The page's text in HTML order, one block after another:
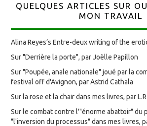
QUELQUES ARTICLES SUR
MON TRAVAIL
Alina Reyes’s Entre-deux writing of the
Sur "Derrière la porte", par Joëlle Papillon
Sur "Poupée, anale nationale" joué par la
festival off d'Avignon, par Astrid Cathala
Sur la rose et la chair dans mes livres, par
Sur le combat contre l'"énorme abattoir" du
"l'inversion du processus" dans mes livres,